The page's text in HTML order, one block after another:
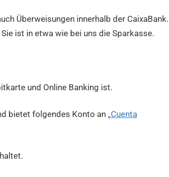
Überweisungen innerhalb der CaixaBank.
ist in etwa wie bei uns die Sparkasse.
und Online Banking ist.
bietet folgendes Konto an „Cuenta